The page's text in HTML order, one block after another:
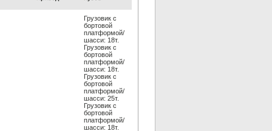
Грузовик c
бортовой
платформой/
шасси: 18т.
Грузовик c
бортовой
платформой/
шасси: 18т.
Грузовик c
бортовой
платформой/
шасси: 25т.
Грузовик c
бортовой
платформой/
шасси: 18т.